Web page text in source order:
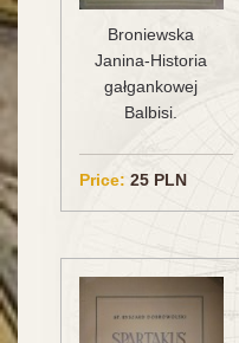
Broniewska
Janina-Historia
gałgankowej
Balbisi.
Price: 25 PLN